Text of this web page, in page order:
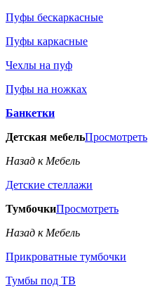
Пуфы бескаркасные
Пуфы каркасные
Чехлы на пуф
Пуфы на ножках
Банкетки
Детская мебельПросмотреть
Назад к Мебель
Детские стеллажи
ТумбочкиПросмотреть
Назад к Мебель
Прикроватные тумбочки
Тумбы под ТВ